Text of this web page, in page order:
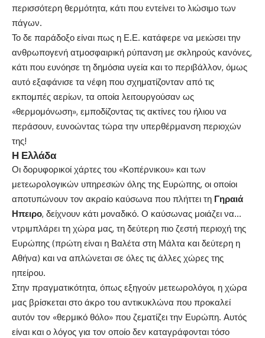
περισσότερη θερμότητα, κάτι που εντείνει το λιώσιμο των
πάγων.
Το δε παράδοξο είναι πως η Ε.Ε. κατάφερε να μειώσει την
ανθρωπογενή ατμοσφαιρική ρύπανση με σκληρούς κανόνες,
κάτι που ευνόησε τη δημόσια υγεία και το περιβάλλον, όμως
αυτό εξαφάνισε τα νέφη που σχηματίζονταν από τις
εκπομπές αερίων, τα οποία λειτουργούσαν ως
«θερμομόνωση», εμποδίζοντας τις ακτίνες του ήλιου να
περάσουν, ευνοώντας τώρα την υπερθέρμανση περιοχών
της!
Η Ελλάδα
Οι δορυφορικοί χάρτες του «Κοπέρνικου» και των
μετεωρολογικών υπηρεσιών όλης της Ευρώπης, οι οποίοι
αποτυπώνουν τον ακραίο καύσωνα που πλήττει τη Γηραιά
Ηπειρο, δείχνουν κάτι μοναδικό. Ο καύσωνας μοιάζει να…
ντριμπλάρει τη χώρα μας, τη δεύτερη πιο ζεστή περιοχή της
Ευρώπης (πρώτη είναι η Βαλέτα στη Μάλτα και δεύτερη η
Αθήνα) και να απλώνεται σε όλες τις άλλες χώρες της
ηπείρου.
Στην πραγματικότητα, όπως εξηγούν μετεωρολόγοι, η χώρα
μας βρίσκεται στο άκρο του αντικυκλώνα που προκαλεί
αυτόν τον «θερμικό θόλο» που ζεματίζει την Ευρώπη. Αυτός
είναι και ο λόγος για τον οποίο δεν καταγράφονται τόσο